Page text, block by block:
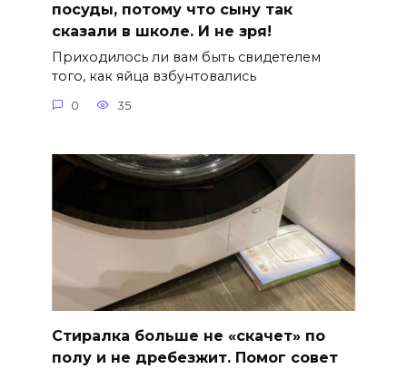
посуды, потому что сыну так
сказали в школе. И не зря!
Приходилось ли вам быть свидетелем
того, как яйца взбунтовались
0 35
Стиралка больше не «скачет» по
полу и не дребезжит. Помог совет